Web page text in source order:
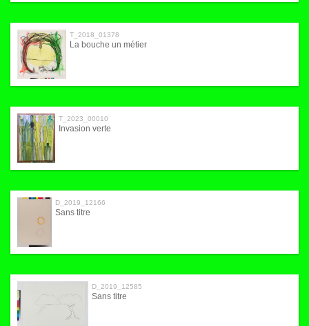
T_2018_01378
La bouche un métier
T_2023_00010
Invasion verte
D_2019_12166
Sans titre
D_2019_12585
Sans titre